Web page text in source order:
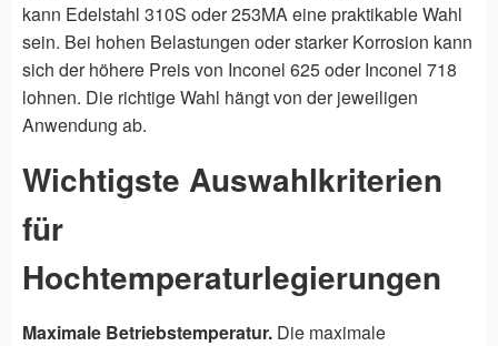
kann Edelstahl 310S oder 253MA eine praktikable Wahl
sein. Bei hohen Belastungen oder starker Korrosion kann
sich der höhere Preis von Inconel 625 oder Inconel 718
lohnen. Die richtige Wahl hängt von der jeweiligen
Anwendung ab.
Wichtigste Auswahlkriterien
für
Hochtemperaturlegierungen
Maximale Betriebstemperatur. Die maximale